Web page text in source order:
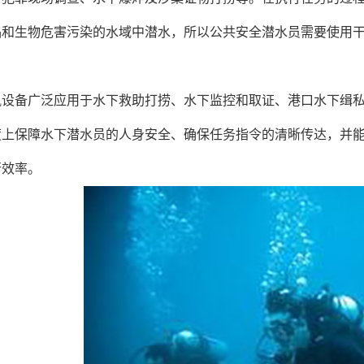
生物危害污染的水域中潜水，所以公共安全潜水员需要使用
备广泛应用于水下救助打捞、水下监控和取证、港口水下缉
保障水下潜水员的人身安全、确保任务指令的清晰传达，并
率。